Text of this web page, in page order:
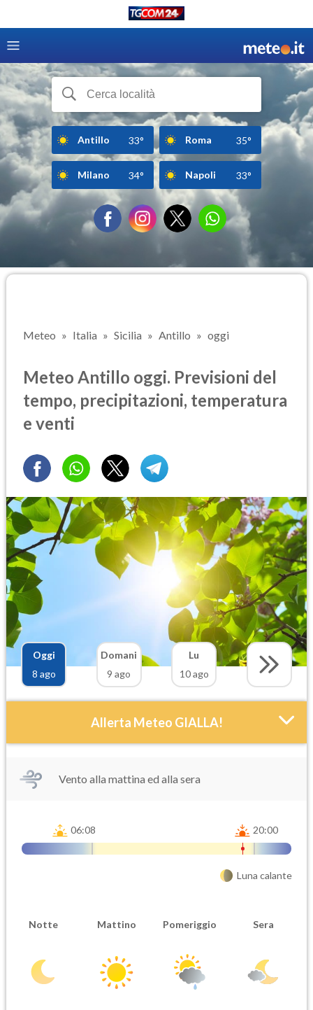
Antillo 33° Roma 35°
Milano 34° Napoli 33°
Meteo Italia Sicilia Antillo oggi
Meteo Antillo oggi. Previsioni del
tempo, precipitazioni, temperatura
e venti
Oggi
8 ago
Domani
9 ago
Lu
10 ago
Allerta Meteo GIALLA!
Orario inizio
Ora fine
Vento alla mattina ed alla sera
06:08 20:00
Luna calante
Notte Mattino Pomeriggio Sera